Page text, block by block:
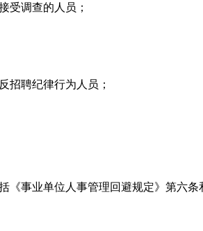
受调查的人员；
招聘纪律行为人员；
事业单位人事管理回避规定》第六